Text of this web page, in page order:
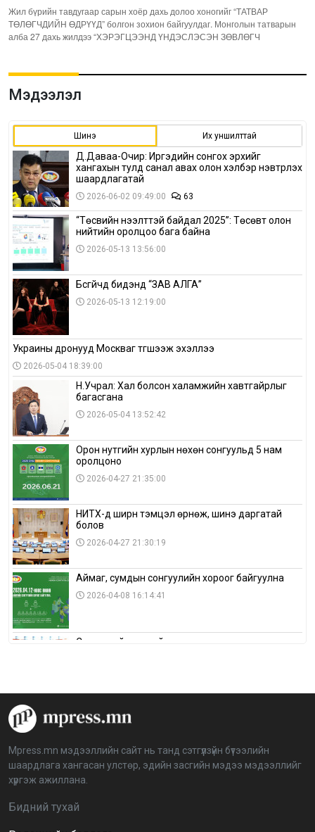
Жил бүрийн тавдугаар сарын хоёр дахь долоо хоногийг “ТАТВАР
ТӨЛӨГЧДИЙН ӨДРҮҮД” болгон зохион байгуулдаг. Монголын татварын
алба 27 дахь жилдээ “ХЭРЭГЦЭЭНД ҮНДЭСЛЭСЭН ЗӨВЛӨГЧ
Мэдээлэл
Шинэ Их уншилттай
Д.Даваа-Очир: Иргэдийн сонгох эрхийг
хангахын тулд санал авах олон хэлбэр нэвтрүүлэх
шаардлагатай
2026-06-02 09:49:00 63
“Төсвийн нээлттэй байдал 2025”: Төсөвт олон
нийтийн оролцоо бага байна
2026-05-13 13:56:00
Бүсгүйчүүд бидэнд “ЗАВ АЛГА”
2026-05-13 12:19:00
Украины дронууд Москваг түгшээж эхэллээ
2026-05-04 18:39:00
Н.Учрал: Хал болсон халамжийн хавтгайрлыг
багасгана
2026-05-04 13:52:42
Орон нутгийн хурлын нөхөн сонгуульд 5 нам
оролцоно
2026-04-27 21:35:00
НИТХ-д ширүүн тэмцэл өрнөж, шинэ даргатай
болов
2026-04-27 21:30:19
Аймаг, сумдын сонгуулийн хороог байгуулна
2026-04-08 16:14:41
Сонгуулийн хуулийн зөрчил, шалгах,
аймагт үргэлжилж байна
BTS-ийн тоглолтыг Netflix дэлхий даяар шууд
дамжуулна
Mpress.mn мэдээллийн сайт нь танд сэтгүүлзүйн бүтээлийн
шаардлага хангасан улстөр, эдийн засгийн мэдээ мэдээллийг
хүргэж ажиллана.
Бидний тухай